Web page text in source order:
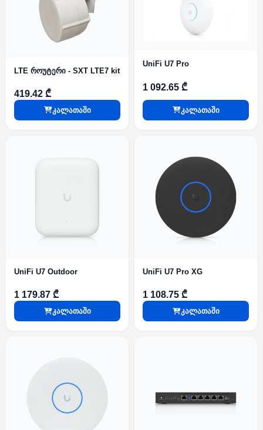
LTE როუტერი - SXT LTE7 kit
419.42 ₾
კალათაში
UniFi U7 Pro
1 092.65 ₾
კალათაში
UniFi U7 Outdoor
1 179.87 ₾
კალათაში
UniFi U7 Pro XG
1 108.75 ₾
კალათაში